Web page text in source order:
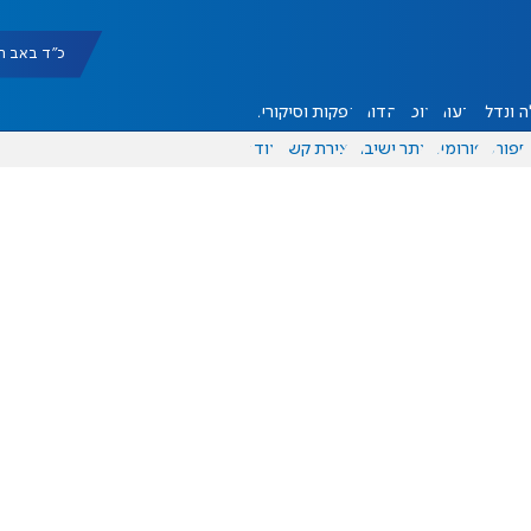
כ"ד באב תשפ"ו
ונדל"ן דעות אוכל יהדות הפקות וסיקורים
ספורט פורומים אתר ישיבה יצירת קשר עוד